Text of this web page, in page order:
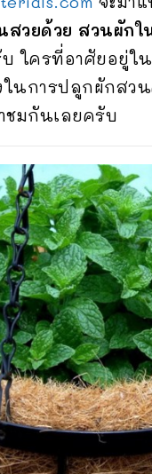
สวยด้วย สวนผักใ
ใครที่อาศัยอยู่ใน
นการปลูกผักสวน
ชมกันเลยครับ